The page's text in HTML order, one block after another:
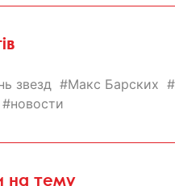
звезд Макс Барских
новости
на тему